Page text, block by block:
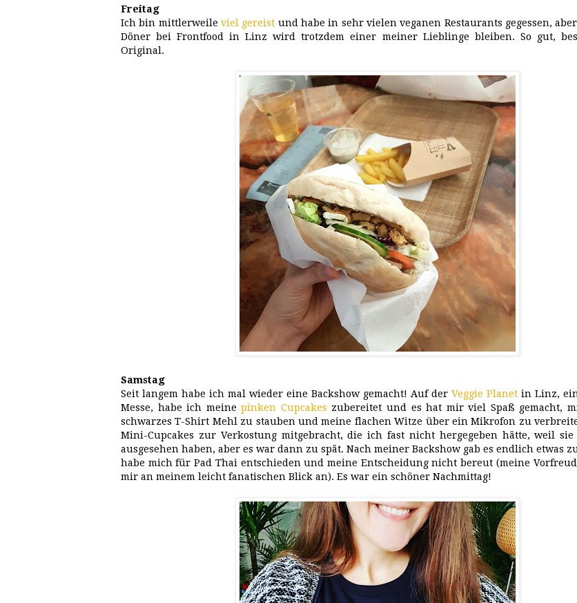
Freitag
Ich bin mittlerweile viel gereist und habe in sehr vielen veganen Restaurants gegessen,
Döner bei Frontfood in Linz wird trotzdem einer meiner Lieblinge bleiben. So gut,
Original.
Samstag
Seit langem habe ich mal wieder eine Backshow gemacht! Auf der Veggie Planet in Linz,
Messe, habe ich meinepinken Cupcakes zubereitet und es hat mir viel Spaß gemacht,
schwarzes T-Shirt Mehl zu stauben und meine flachen Witze über ein Mikrofon zu
Mini-Cupcakes zur Verkostung mitgebracht, die ich fast nicht hergegeben hätte, weil
ausgesehen haben, aber es war dann zu spät. Nach meiner Backshow gab es endlich etwas
habe mich für Pad Thai entschieden und meine Entscheidung nicht bereut (meine
mir an meinem leicht fanatischen Blick an). Es war ein schöner Nachmittag!